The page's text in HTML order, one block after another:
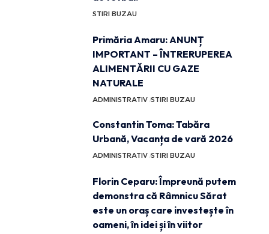
STIRI BUZAU
Primăria Amaru: ANUNȚ
IMPORTANT – ÎNTRERUPEREA
ALIMENTĂRII CU GAZE
NATURALE
ADMINISTRATIV STIRI BUZAU
Constantin Toma: Tabăra
Urbană, Vacanța de vară 2026
ADMINISTRATIV STIRI BUZAU
Florin Ceparu: Împreună putem
demonstra că Râmnicu Sărat
este un oraș care investește în
oameni, în idei și în viitor